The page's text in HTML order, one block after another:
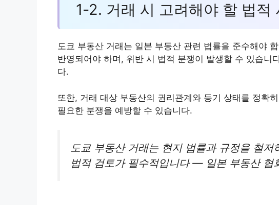
1-2. 거래 시 고려해야 할 법적
도쿄 부동산 거래는 일본 부동산 관련 법률을 준수해야
반영되어야 하며, 위반 시 법적 분쟁이 발생할 수 있습니
다.
또한, 거래 대상 부동산의 권리관계와 등기 상태를 정확
필요한 분쟁을 예방할 수 있습니다.
도쿄 부동산 거래는 현지 법률과 규정을 철
법적 검토가 필수적입니다 — 일본 부동산 협